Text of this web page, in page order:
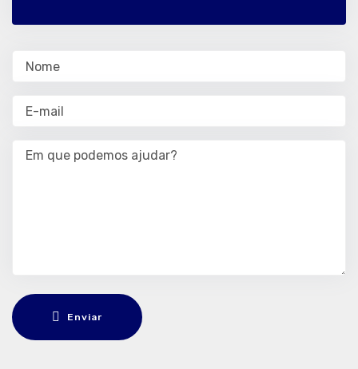
Enviar